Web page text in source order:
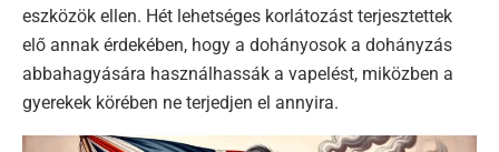
eszközök ellen. Hét lehetséges korlátozást terjesztettek
elő annak érdekében, hogy a dohányosok a dohányzás
abbahagyására használhassák a vapelést, miközben a
gyerekek körében ne terjedjen el annyira.